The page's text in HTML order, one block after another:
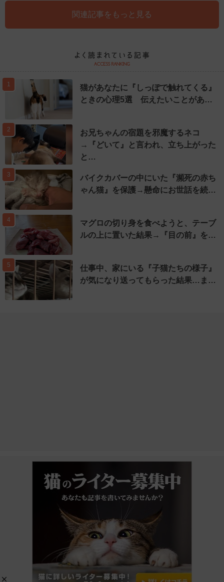
関連記事をもっと見る
1
猫があなたに『しっぽで触れてくる』
ときの心理5選 伝えたいことがあ…
2
お兄ちゃんの宿題を邪魔するネコ
→『どいて』と言われ、立ち上がった
と…
3
バイクカバーの中にいた『瀕死の赤ち
ゃん猫』を保護→懸命にお世話を続…
4
マグロの切り身を食べようと、テーブ
ルの上に置いた結果→『目の前』を…
5
仕事中、家にいる『子猫たちの様子』
が気になり送ってもらった結果…ま…